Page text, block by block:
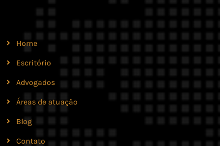
Home
Escritório
Advogados
Áreas de atuação
Blog
Contato